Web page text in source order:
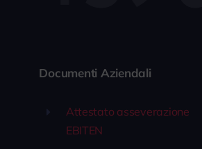
Documenti Aziendali
Attestato asseverazione
EBITEN